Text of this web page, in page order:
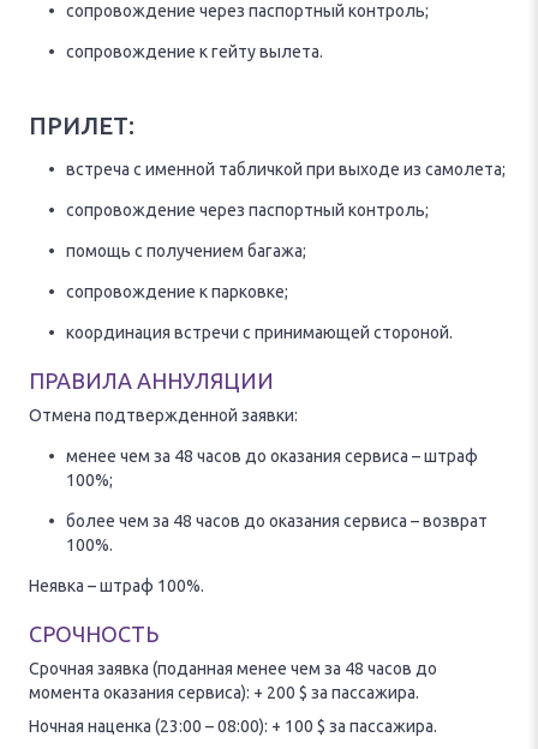
сопровождение через паспортный контроль;
сопровождение к гейту вылета.
ПРИЛЕТ:
встреча с именной табличкой при выходе из самолета;
сопровождение через паспортный контроль;
помощь с получением багажа;
сопровождение к парковке;
координация встречи с принимающей стороной.
ПРАВИЛА АННУЛЯЦИИ
Отмена подтвержденной заявки:
менее чем за 48 часов до оказания сервиса – штраф
100%;
более чем за 48 часов до оказания сервиса – возврат
100%.
Неявка – штраф 100%.
СРОЧНОСТЬ
Срочная заявка (поданная менее чем за 48 часов до
момента оказания сервиса): + 200 $ за пассажира.
Ночная наценка (23:00 – 08:00): + 100 $ за пассажира.